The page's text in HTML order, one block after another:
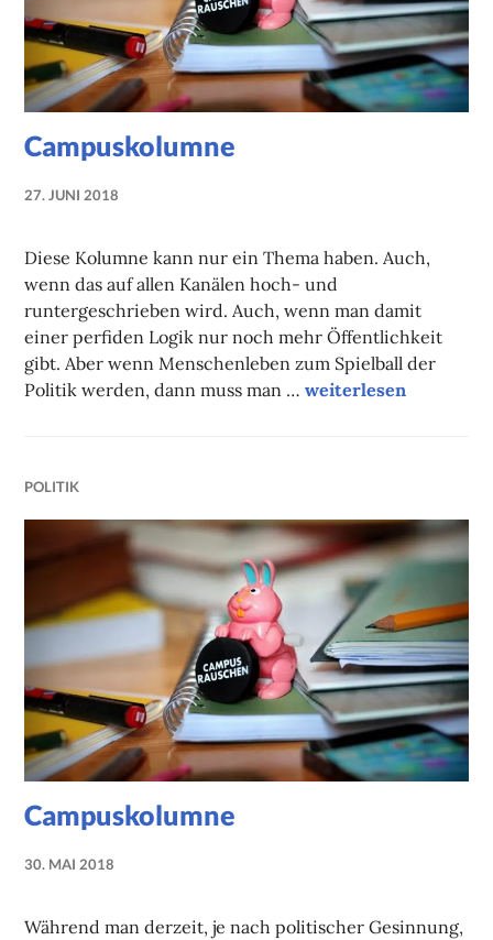
Campuskolumne
27. JUNI 2018
GREINER-
ADAM
Diese Kolumne kann nur ein Thema haben. Auch,
wenn das auf allen Kanälen hoch- und
runtergeschrieben wird. Auch, wenn man damit
einer perfiden Logik nur noch mehr Öffentlichkeit
gibt. Aber wenn Menschenleben zum Spielball der
Politik werden, dann muss man …Campuskolumne
weiterlesen
POLITIK
Campuskolumne
30. MAI 2018
Während man derzeit, je nach politischer Gesinnung,